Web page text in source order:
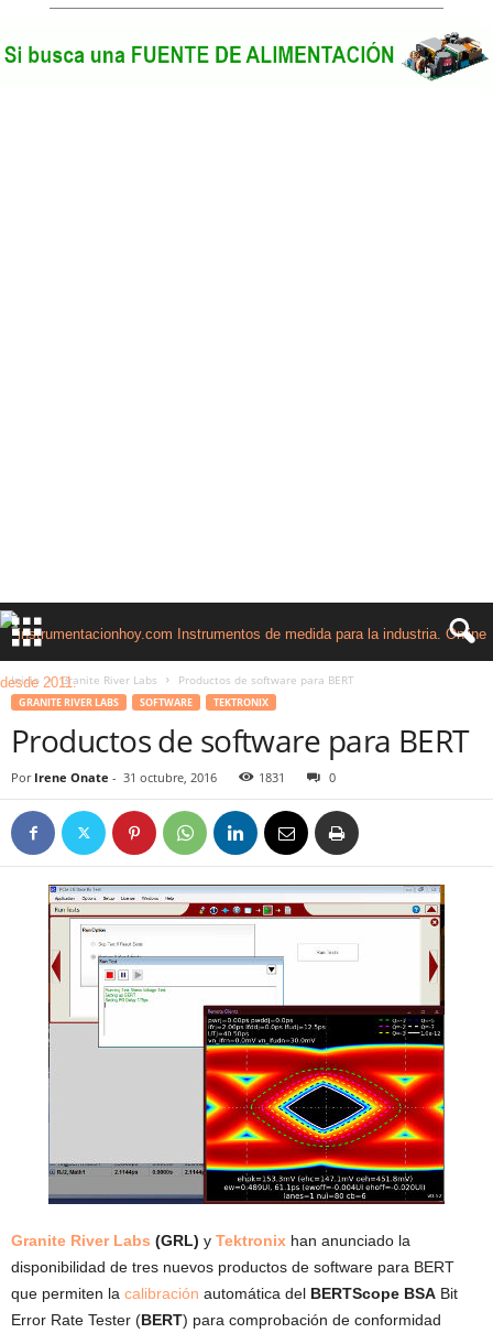
Inicio Granite River Labs Productos de software para BERT
GRANITE RIVER LABS SOFTWARE TEKTRONIX
Productos de software para BERT
Por Irene Onate - 31 octubre, 2016 1831 0
Granite River Labs (GRL) y Tektronix han anunciado la
disponibilidad de tres nuevos productos de software para BERT
que permiten la calibración automática del BERTScope BSA Bit
Error Rate Tester (BERT) para comprobación de conformidad